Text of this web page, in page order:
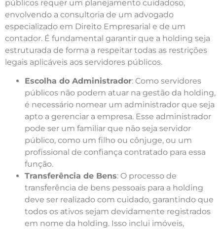
públicos requer um planejamento cuidadoso,
envolvendo a consultoria de um advogado
especializado em Direito Empresarial e de um
contador. É fundamental garantir que a holding seja
estruturada de forma a respeitar todas as restrições
legais aplicáveis aos servidores públicos.
Escolha do Administrador: Como servidores
públicos não podem atuar na gestão da holding,
é necessário nomear um administrador que seja
apto a gerenciar a empresa. Esse administrador
pode ser um familiar que não seja servidor
público, como um filho ou cônjuge, ou um
profissional de confiança contratado para essa
função.
Transferência de Bens: O processo de
transferência de bens pessoais para a holding
deve ser realizado com cuidado, garantindo que
todos os ativos sejam devidamente registrados
em nome da holding. Isso inclui imóveis,